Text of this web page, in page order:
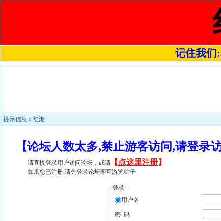
记住我们
提示信息 » 红港
【论坛人数太多,禁止游客访问,请登
请直接登录用户访问论坛，或请 【 点这里注册】
如果您已注册,请先登录论坛即可游览帖子
登录
用户名
密 码